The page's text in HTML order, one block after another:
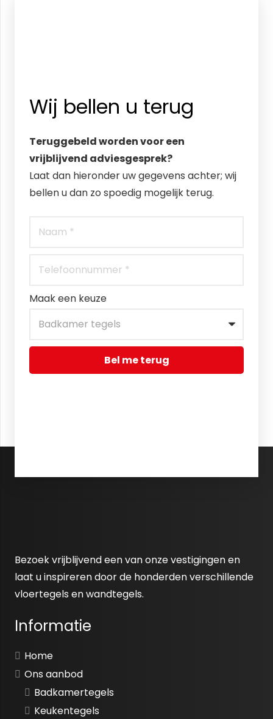
Wij bellen u terug
Teruggebeld worden voor een
vrijblijvend adviesgesprek?
Laat dan hieronder uw gegevens achter; wij
bellen u dan zo spoedig mogelijk terug.
Maak een keuze
Bel me terug
Bezoek vrijblijvend een van onze vestigingen en
laat u inspireren door de honderden verschillende
vloertegels en wandtegels.
Informatie
Home
Ons aanbod
Badkamertegels
Keukentegels